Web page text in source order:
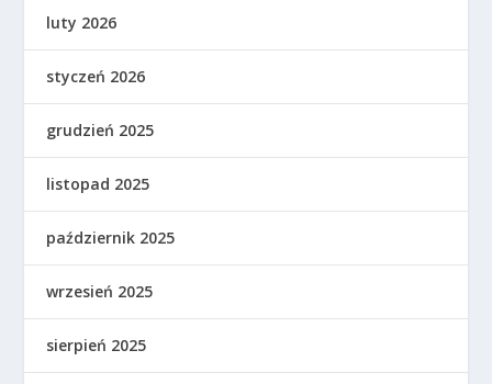
luty 2026
styczeń 2026
grudzień 2025
listopad 2025
październik 2025
wrzesień 2025
sierpień 2025